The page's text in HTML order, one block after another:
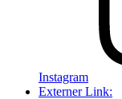
Instagram
Externer Link: